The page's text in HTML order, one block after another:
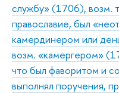
службу» (1706), возм.
православие, был
камердинером или
возм. «камергером»
что был фаворитом и
выполнял поручения,